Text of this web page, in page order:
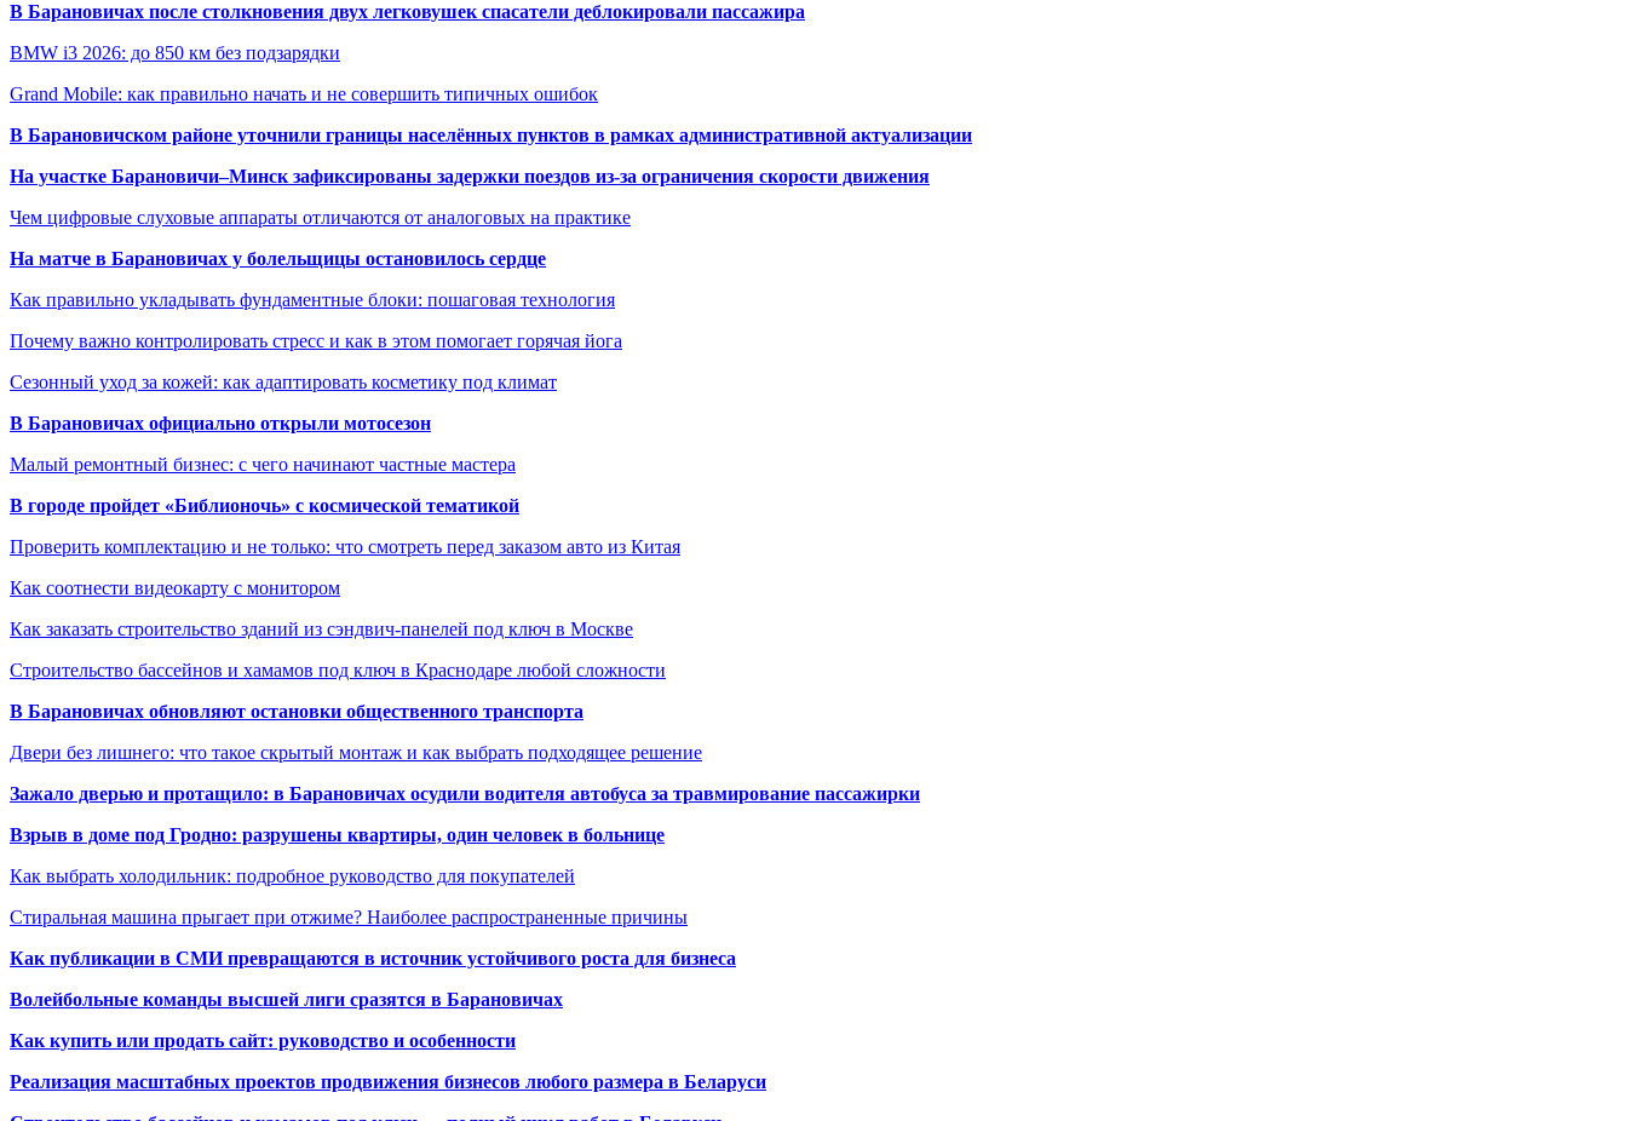
В Барановичах после столкновения двух легковушек спасатели деблокировали пассажира
BMW i3 2026: до 850 км без подзарядки
Grand Mobile: как правильно начать и не совершить типичных ошибок
В Барановичском районе уточнили границы населённых пунктов в рамках административной актуализации
На участке Барановичи–Минск зафиксированы задержки поездов из-за ограничения скорости движения
Чем цифровые слуховые аппараты отличаются от аналоговых на практике
На матче в Барановичах у болельщицы остановилось сердце
Как правильно укладывать фундаментные блоки: пошаговая технология
Почему важно контролировать стресс и как в этом помогает горячая йога
Сезонный уход за кожей: как адаптировать косметику под климат
В Барановичах официально открыли мотосезон
Малый ремонтный бизнес: с чего начинают частные мастера
В городе пройдет «Библионочь» с космической тематикой
Проверить комплектацию и не только: что смотреть перед заказом авто из Китая
Как соотнести видеокарту с монитором
Как заказать строительство зданий из сэндвич-панелей под ключ в Москве
Строительство бассейнов и хамамов под ключ в Краснодаре любой сложности
В Барановичах обновляют остановки общественного транспорта
Двери без лишнего: что такое скрытый монтаж и как выбрать подходящее решение
Зажало дверью и протащило: в Барановичах осудили водителя автобуса за травмирование пассажирки
Взрыв в доме под Гродно: разрушены квартиры, один человек в больнице
Как выбрать холодильник: подробное руководство для покупателей
Стиральная машина прыгает при отжиме? Наиболее распространенные причины
Как публикации в СМИ превращаются в источник устойчивого роста для бизнеса
Волейбольные команды высшей лиги сразятся в Барановичах
Как купить или продать сайт: руководство и особенности
Реализация масштабных проектов продвижения бизнесов любого размера в Беларуси